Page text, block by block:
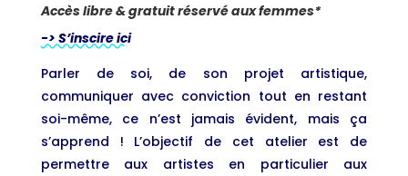
Accès libre & gratuit réservé aux femmes*
-> S’inscire ici
Parler de soi, de son projet artistique,
communiquer avec conviction tout en restant
soi-même, ce n’est jamais évident, mais ça
s’apprend ! L’objectif de cet atelier est de
permettre aux artistes en particulier aux